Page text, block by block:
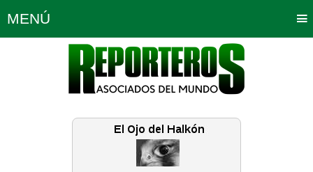
MENÚ
Política Opinión Bogotá
Planeta Tierra Deportes
Educación Neira